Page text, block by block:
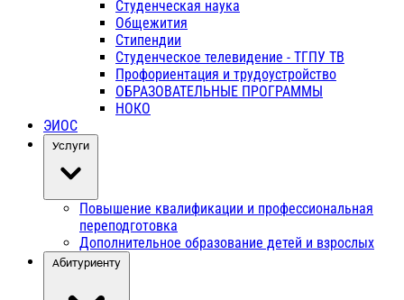
Студенческая наука
Общежития
Стипендии
Студенческое телевидение - ТГПУ ТВ
Профориентация и трудоустройство
ОБРАЗОВАТЕЛЬНЫЕ ПРОГРАММЫ
НОКО
ЭИОС
Услуги
Повышение квалификации и профессиональная
переподготовка
Дополнительное образование детей и взрослых
Абитуриенту